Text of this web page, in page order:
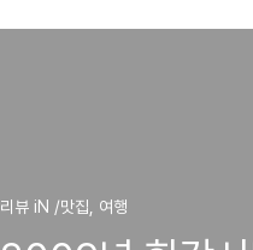
리뷰 iN /맛집, 여행